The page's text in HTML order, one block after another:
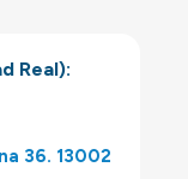
Real):
36. 13002